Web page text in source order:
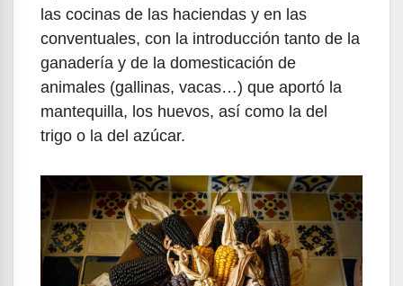
las cocinas de las haciendas y en las
conventuales, con la introducción tanto de la
ganadería y de la domesticación de
animales (gallinas, vacas…) que aportó la
mantequilla, los huevos, así como la del
trigo o la del azúcar.